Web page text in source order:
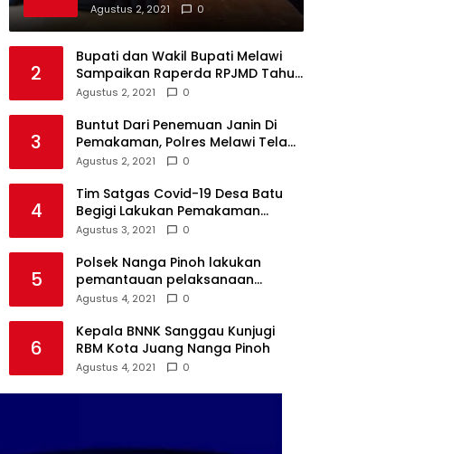
Darah di Beberapa Sekolah
Agustus 2, 2021 0
2
Bupati dan Wakil Bupati Melawi
Sampaikan Raperda RPJMD Tahun
2021-2026 ke DPRD
Agustus 2, 2021 0
3
Buntut Dari Penemuan Janin Di
Pemakaman, Polres Melawi Telah
Tetapkan 4 Tersangka
Agustus 2, 2021 0
4
Tim Satgas Covid-19 Desa Batu
Begigi Lakukan Pemakaman
Pasien Covid-19 Sesuai Prokes
Agustus 3, 2021 0
5
Polsek Nanga Pinoh lakukan
pemantauan pelaksanaan
vaksinasi covid-19 tahap 2
Agustus 4, 2021 0
6
Kepala BNNK Sanggau Kunjugi
RBM Kota Juang Nanga Pinoh
Agustus 4, 2021 0